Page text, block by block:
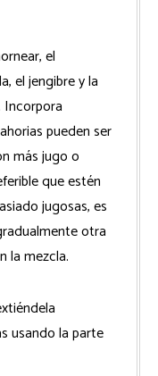
el
el jengibre y la
Incorpora
pueden ser
más jugo o
que estén
jugosas, es
otra
la mezcla.
usando la parte